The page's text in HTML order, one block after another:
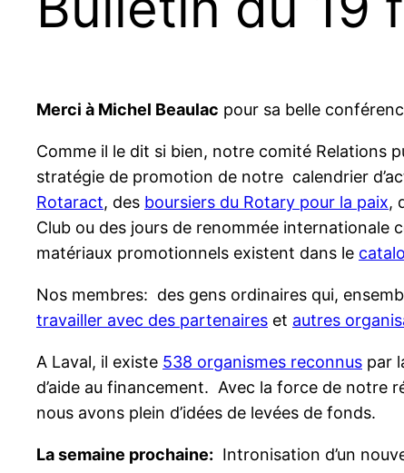
Merci à Michel Beaulac pour sa belle
Comme il le dit si bien, notre comité Relations
stratégie de promotion de notre calendrier
Rotaract, des boursiers du Rotary pour la paix,
Club ou des jours de renommée internationale
matériaux promotionnels existent dans le
Nos membres: des gens ordinaires qui,
travailler avec des partenaires et autres
A Laval, il existe 538 organismes reconnus par
d’aide au financement. Avec la force de notre
nous avons plein d’idées de levées de fonds.
La semaine prochaine: Intronisation d’un